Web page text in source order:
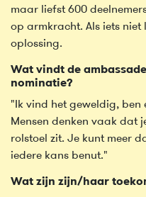
maar liefst 600
op armkracht. Als iets niet
oplossing.
Wat vindt de
nominatie?
"Ik vind het geweldig, ben
Mensen denken vaak dat
rolstoel zit. Je kunt meer
iedere kans benut."
Wat zijn zijn/haar